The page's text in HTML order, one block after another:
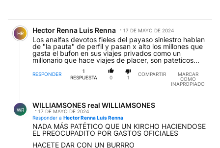
HR Hector Renna Luis Renna 17 DE MAYO DE 2024
Los analfas devotos fieles del payaso siniestro hablan
de "la pauta" de perfil y pasan x alto los millones que
gasta el bufon en sus viajes privados como un
millonario que hace viajes de placer, son pateticos...
RESPONDER
1
RESPUESTA
0 1
COMPARTIR
MARCAR
COMO
INAPROPIADO
WR
WILLIAMSONES real WILLIAMSONES
17 DE MAYO DE 2024
Responder a Hector Renna Luis Renna
NADA MÁS PATÉTICO QUE UN KIRCHO HACIENDOSE
EL PREOCUPADITO POR GASTOS OFICIALES
HACETE DAR CON UN BURRRO